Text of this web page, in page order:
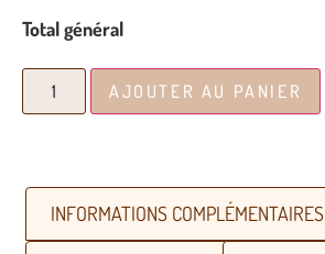
Total général
AJOUTER AU PANIER
INFORMATIONS COMPLÉMENTAIRES